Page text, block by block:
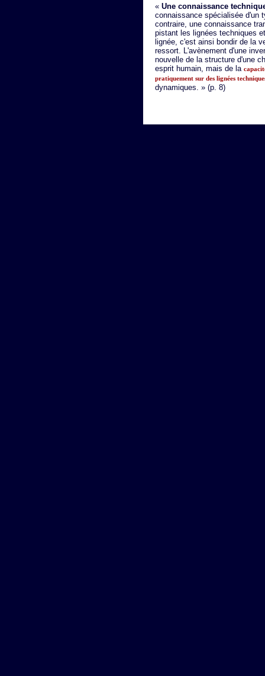
« Une connaissance
connaissance spécialisée d'un
contraire, une connaissance
pistant les lignées techniques
lignée, c'est ainsi bondir de la
ressort. L'avènement d'une
nouvelle de la structure d'une
esprit humain, mais de la
pratiquement sur des lignées
dynamiques. » (p. 8)